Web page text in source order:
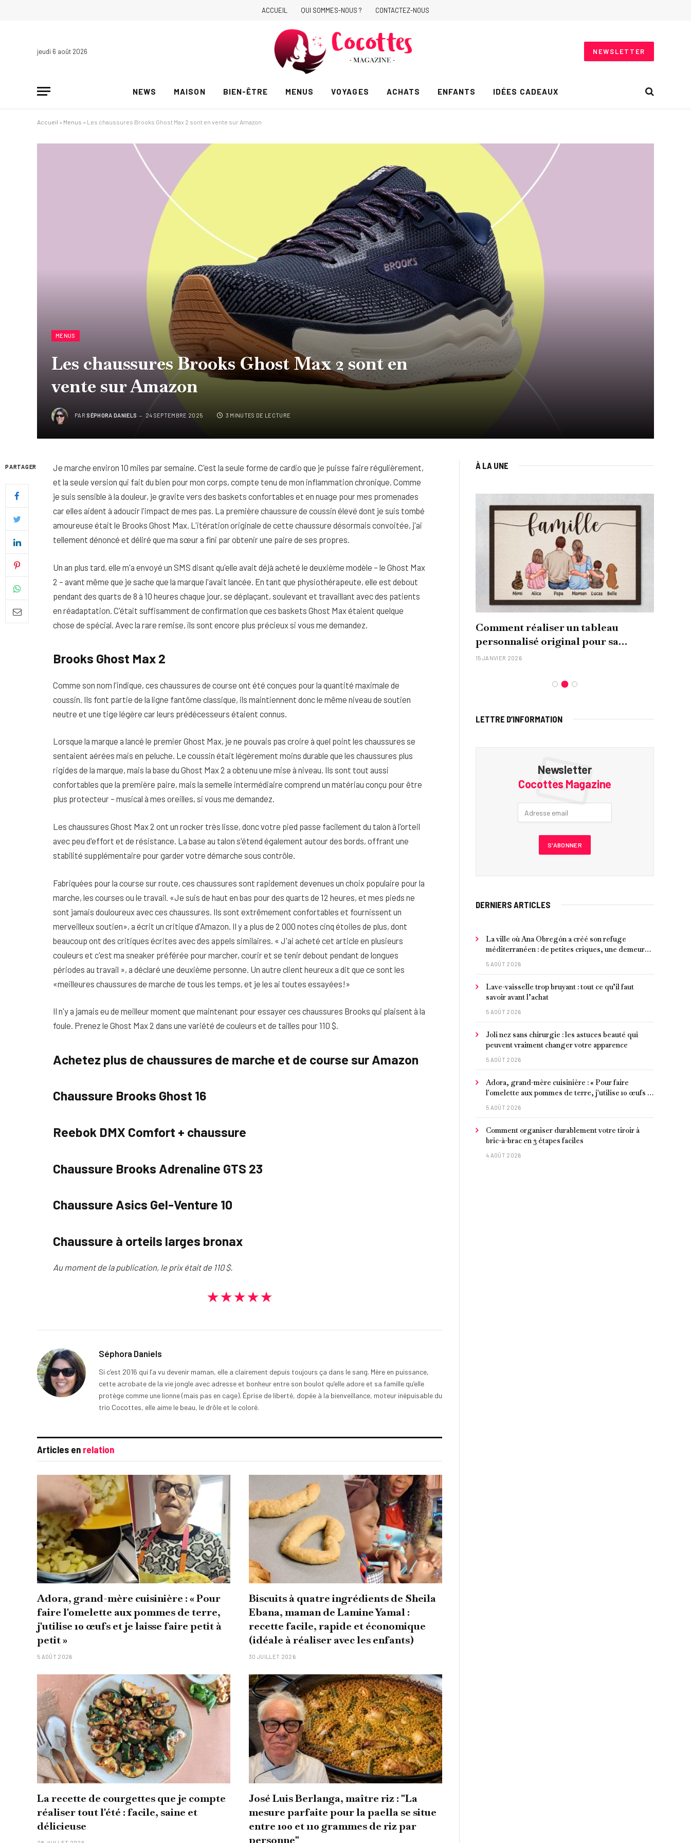
ACCUEIL QUI SOMMES-NOUS ? CONTACTEZ-NOUS
jeudi 6 août 2026 NEWSLETTER
NEWS MAISON BIEN-ÊTRE MENUS VOYAGES ACHATS ENFANTS IDÉES CADEAUX
Accueil » Menus » Les chaussures Brooks Ghost Max 2 sont en vente sur Amazon
MENUS
Les chaussures Brooks Ghost Max 2 sont en
vente sur Amazon
PAR SÉPHORA DANIELS 24 SEPTEMBRE 2025 3 MINUTES DE LECTURE
PARTAGER
Je marche environ 10 miles par semaine. C'est la seule forme de cardio que je puisse faire régulièrement,
et la seule version qui fait du bien pour mon corps, compte tenu de mon inflammation chronique. Comme
je suis sensible à la douleur, je gravite vers des baskets confortables et en nuage pour mes promenades
car elles aident à adoucir l'impact de mes pas. La première chaussure de coussin élevé dont je suis tombé
amoureuse était le Brooks Ghost Max. L'itération originale de cette chaussure désormais convoitée, j'ai
tellement dénoncé et déliré que ma sœur a fini par obtenir une paire de ses propres.
Un an plus tard, elle m'a envoyé un SMS disant qu'elle avait déjà acheté le deuxième modèle – le Ghost Max
2 – avant même que je sache que la marque l'avait lancée. En tant que physiothérapeute, elle est debout
pendant des quarts de 8 à 10 heures chaque jour, se déplaçant, soulevant et travaillant avec des patients
en réadaptation. C'était suffisamment de confirmation que ces baskets Ghost Max étaient quelque
chose de spécial. Avec la rare remise, ils sont encore plus précieux si vous me demandez.
Brooks Ghost Max 2
Comme son nom l'indique, ces chaussures de course ont été conçues pour la quantité maximale de
coussin. Ils font partie de la ligne fantôme classique, ils maintiennent donc le même niveau de soutien
neutre et une tige légère car leurs prédécesseurs étaient connus.
Lorsque la marque a lancé le premier Ghost Max, je ne pouvais pas croire à quel point les chaussures se
sentaient aérées mais en peluche. Le coussin était légèrement moins durable que les chaussures plus
rigides de la marque, mais la base du Ghost Max 2 a obtenu une mise à niveau. Ils sont tout aussi
confortables que la première paire, mais la semelle intermédiaire comprend un matériau conçu pour être
plus protecteur – musical à mes oreilles, si vous me demandez.
Les chaussures Ghost Max 2 ont un rocker très lisse, donc votre pied passe facilement du talon à l'orteil
avec peu d'effort et de résistance. La base au talon s'étend également autour des bords, offrant une
stabilité supplémentaire pour garder votre démarche sous contrôle.
Fabriquées pour la course sur route, ces chaussures sont rapidement devenues un choix populaire pour la
marche, les courses ou le travail. «Je suis de haut en bas pour des quarts de 12 heures, et mes pieds ne
sont jamais douloureux avec ces chaussures. Ils sont extrêmement confortables et fournissent un
merveilleux soutien», a écrit un critique d'Amazon. Il y a plus de 2 000 notes cinq étoiles de plus, dont
beaucoup ont des critiques écrites avec des appels similaires. « J'ai acheté cet article en plusieurs
couleurs et c'est ma sneaker préférée pour marcher, courir et se tenir debout pendant de longues
périodes au travail », a déclaré une deuxième personne. Un autre client heureux a dit que ce sont les
«meilleures chaussures de marche de tous les temps, et je les ai toutes essayées!»
Il n'y a jamais eu de meilleur moment que maintenant pour essayer ces chaussures Brooks qui plaisent à la
foule. Prenez le Ghost Max 2 dans une variété de couleurs et de tailles pour 110 $.
Achetez plus de chaussures de marche et de course sur Amazon
Chaussure Brooks Ghost 16
Reebok DMX Comfort + chaussure
Chaussure Brooks Adrenaline GTS 23
Chaussure Asics Gel-Venture 10
Chaussure à orteils larges bronax
Au moment de la publication, le prix était de 110 $.
★★★★★
Séphora Daniels
Si c’est 2016 qui l’a vu devenir maman, elle a clairement depuis toujours ça dans le sang. Mère en puissance,
cette acrobate de la vie jongle avec adresse et bonheur entre son boulot qu’elle adore et sa famille qu’elle
protège comme une lionne (mais pas en cage). Éprise de liberté, dopée à la bienveillance, moteur inépuisable du
trio Cocottes, elle aime le beau, le drôle et le coloré.
Articles en relation
Adora, grand-mère cuisinière : « Pour
faire l'omelette aux pommes de terre,
j'utilise 10 œufs et je laisse faire petit à
petit »
5 AOÛT 2026
Biscuits à quatre ingrédients de Sheila
Ebana, maman de Lamine Yamal :
recette facile, rapide et économique
(idéale à réaliser avec les enfants)
30 JUILLET 2026
La recette de courgettes que je compte
réaliser tout l'été : facile, saine et
délicieuse
José Luis Berlanga, maître riz : "La
mesure parfaite pour la paella se situe
entre 100 et 110 grammes de riz par
personne"
À LA UNE
Quel soin adopter pour une peau
26 NOVEMBRE 2025
Peau sèche et sensible : quels soins
Comment réaliser un tableau
personnalisé original pour sa
famille ?
15 JANVIER 2026
LETTRE D’INFORMATION
Newsletter
Cocottes Magazine
DERNIERS ARTICLES
La ville où Ana Obregón a créé son refuge
méditerranéen : de petites criques, une demeure
de millionnaire face à la mer et les meilleurs fruits
5 AOÛT 2026
Lave-vaisselle trop bruyant : tout ce qu’il faut
savoir avant l’achat
5 AOÛT 2026
Joli nez sans chirurgie : les astuces beauté qui
peuvent vraiment changer votre apparence
5 AOÛT 2026
Adora, grand-mère cuisinière : « Pour faire
l'omelette aux pommes de terre, j'utilise 10 œufs et
je laisse faire petit à petit »
5 AOÛT 2026
Comment organiser durablement votre tiroir à
bric-à-brac en 3 étapes faciles
4 AOÛT 2026